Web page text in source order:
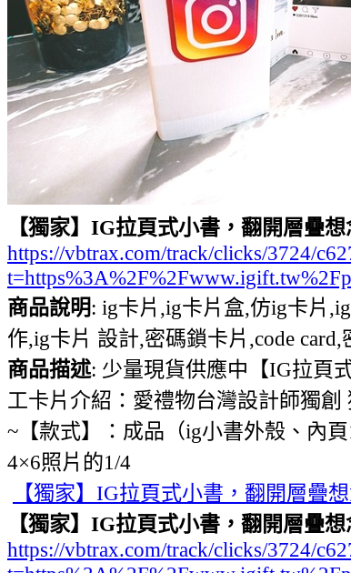
【獨家】IG拉頁式小書，翻開層疊
https://vbtrax.com/track/clicks/3724/
商品說明: ig卡片,ig卡片盒,仿ig卡片
作,ig卡片 設計,密碼鎖卡片,code
商品描述: 少量現貨供應中【IG拉頁
工卡片介紹：愛禮物台灣設計師獨
~【款式】：成品（ig小書外殼、內
4×6照片的1/4
【獨家】IG拉頁式小書，翻開層疊
【獨家】IG拉頁式小書，翻開層疊
https://vbtrax.com/track/clicks/3724/